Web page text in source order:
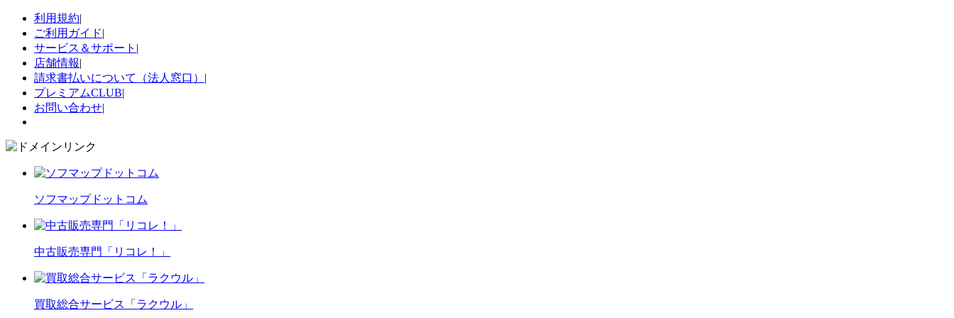
利用規約|
ご利用ガイド|
サービス＆サポート |
店舗情報|
請求書払いについて（法人窓口） |
プレミアムCLUB|
お問い合わせ|
ソフマップドットコム
中古販売専門「リコレ！」
買取総合サービス「ラクウル」